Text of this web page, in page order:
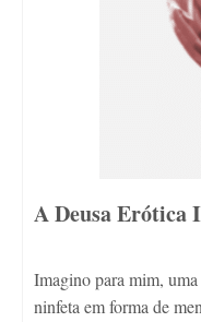
A Deusa Erótica
Imagino para mim,
ninfeta em forma de